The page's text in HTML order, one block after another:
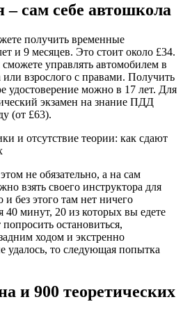
сам себе автошкола
получить временные
и 9 месяцев. Это стоит около £34.
управлять автомобилем в
или взрослого с правами. Получить
удостоверение можно в 17 лет. Для
экзамен на знание ПДД
(от £63).
не обязательно, а на сам
взять своего инструктора для
без этого там нет ничего
40 минут, 20 из которых вы едете
остановиться,
ходом и экстренно
удалось, то следующая попытка
и 900 теоретических